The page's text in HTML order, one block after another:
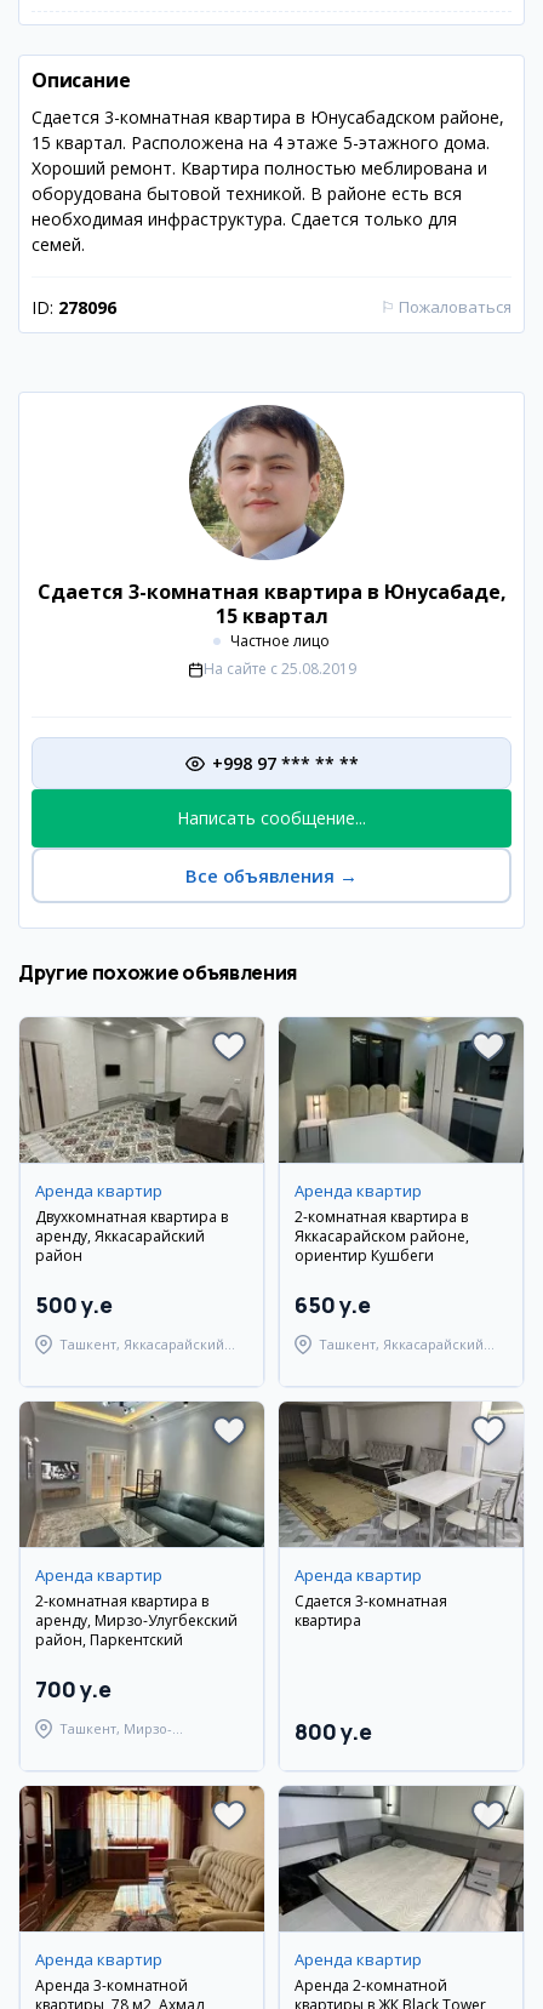
Описание
Сдается 3-комнатная квартира в Юнусабадском районе,
15 квартал. Расположена на 4 этаже 5-этажного дома.
Хороший ремонт. Квартира полностью меблирована и
оборудована бытовой техникой. В районе есть вся
необходимая инфраструктура. Сдается только для
семей.
ID: 278096 ⚐ Пожаловаться
Сдается 3-комнатная квартира в Юнусабаде,
15 квартал
Частное лицо
На сайте с 25.08.2019
+998 97 *** ** **
Написать сообщение...
Все объявления →
Другие похожие объявления
Аренда квартир
Двухкомнатная квартира в
аренду, Яккасарайский
район
500 y.e
Ташкент, Яккасарайский
Аренда квартир
2-комнатная квартира в
Яккасарайском районе,
ориентир Кушбеги
650 y.e
Ташкент, Яккасарайский
Аренда квартир
2-комнатная квартира в
аренду, Мирзо-Улугбекский
район, Паркентский
700 y.e
Ташкент, Мирзо-
Аренда квартир
Сдается 3-комнатная
квартира
800 y.e
Аренда квартир
Аренда 3-комнатной
квартиры, 78 м2, Ахмад
Аренда квартир
Аренда 2-комнатной
квартиры в ЖК Black Tower,